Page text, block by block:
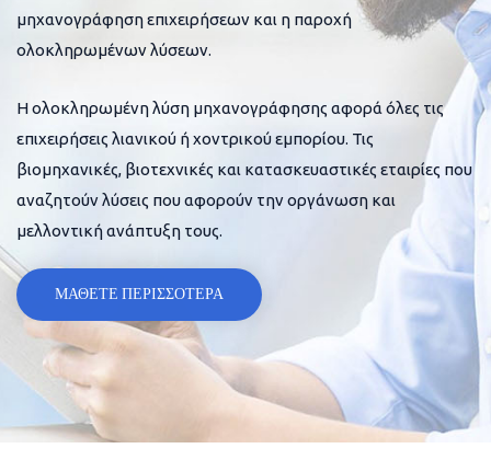
μηχανογράφηση επιχειρήσεων και η παροχή
ολοκληρωμένων λύσεων.
Η ολοκληρωμένη λύση μηχανογράφησης αφορά όλες τις
επιχειρήσεις λιανικού ή χοντρικού εμπορίου. Τις
βιομηχανικές, βιοτεχνικές και κατασκευαστικές εταιρίες που
αναζητούν λύσεις που αφορούν την οργάνωση και
μελλοντική ανάπτυξη τους.
ΜΑΘΕΤΕ ΠΕΡΙΣΣΟΤΕΡΑ